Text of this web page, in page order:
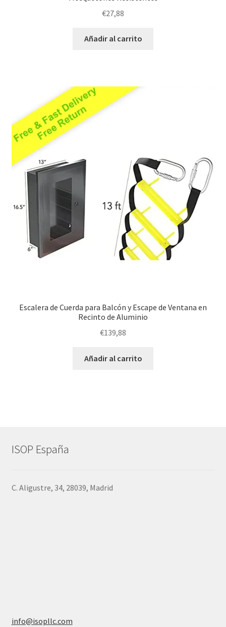
€27,88
Añadir al carrito
Escalera de Cuerda para Balcón y Escape de Ventana en
Recinto de Aluminio
€139,88
Añadir al carrito
ISOP España
C. Aligustre, 34, 28039, Madrid
info@isopllc.com